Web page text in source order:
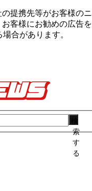
提携先等がお客様の
客様にお勧めの広告
合があります。
索
す
る